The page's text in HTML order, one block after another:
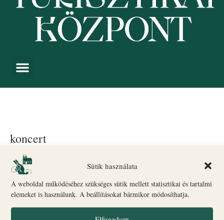
Sütik használata
A weboldal működéséhez szükséges sütik mellett statisztikai és tartalmi
elemeket is használunk. A beállításokat bármikor módosíthatja.
koncert
Események
Notice
Nincsenek ütemezett események a augusztus 8, 2026 dátumon.
Ugrás a:következő közelgő események.